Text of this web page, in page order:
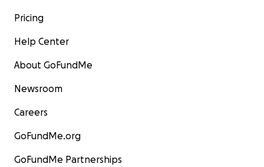
Pricing
Help Center
About GoFundMe
Newsroom
Careers
GoFundMe.org
GoFundMe Partnerships